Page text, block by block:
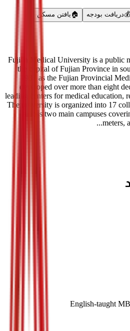
💰دریافت بودجه 🏠 یافتن مسکن
Fujian Medical University is a public
the capital of Fujian Province in
1937 as the Fujian Provincial
developed over more than eight
leading centers for medical education,
The university is organized into 17
across two main campuses
meters,
English-taught